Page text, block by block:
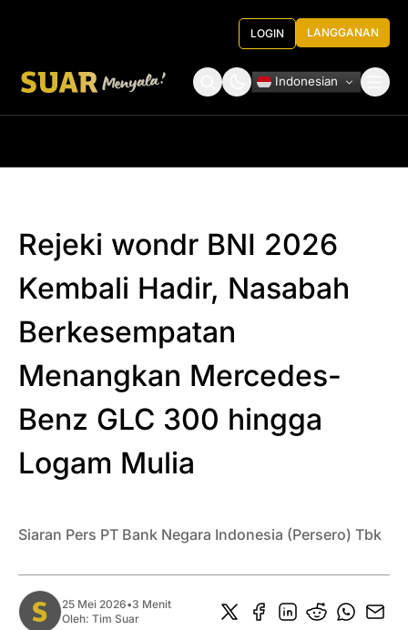
LOGIN LANGGANAN
Indonesian
Rejeki wondr BNI 2026
Kembali Hadir, Nasabah
Berkesempatan
Menangkan Mercedes-
Benz GLC 300 hingga
Logam Mulia
Siaran Pers PT Bank Negara Indonesia (Persero) Tbk
25 Mei 2026•3 Menit
Oleh: Tim Suar